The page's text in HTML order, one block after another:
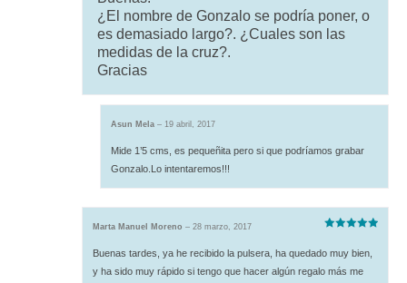
de 5
¿El nombre de Gonzalo se podría poner, o
es demasiado largo?. ¿Cuales son las
medidas de la cruz?.
Gracias
Asun Mela – 19 abril, 2017
Mide 1’5 cms, es pequeñita pero si que podríamos grabar
Gonzalo.Lo intentaremos!!!
de 5
Marta Manuel Moreno – 28 marzo, 2017
Buenas tardes, ya he recibido la pulsera, ha quedado muy bien,
y ha sido muy rápido si tengo que hacer algún regalo más me